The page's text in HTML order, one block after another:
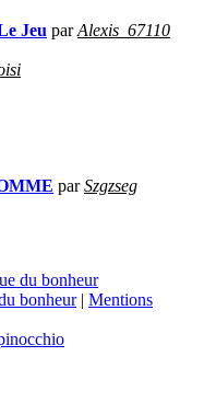
Jeu parAlexis_67110
parSzgzseg
du bonheur
bonheur| Mentions